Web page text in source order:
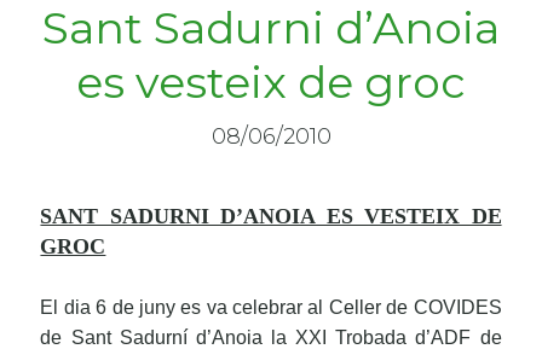
Sant Sadurni d’Anoia
es vesteix de groc
08/06/2010
SANT SADURNI D’ANOIA ES VESTEIX DE
GROC
El dia 6 de juny es va celebrar al Celler de COVIDES
de Sant Sadurní d’Anoia la XXI Trobada d’ADF de